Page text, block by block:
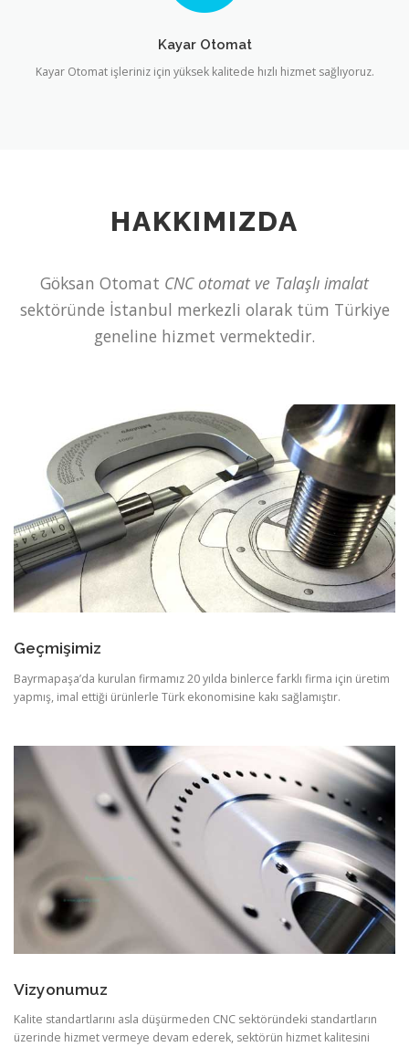
Kayar Otomat
Kayar Otomat işleriniz için yüksek kalitede hızlı hizmet sağlıyoruz.
HAKKIMIZDA
Göksan Otomat CNC otomat ve Talaşlı imalat
sektöründe İstanbul merkezli olarak tüm Türkiye
geneline hizmet vermektedir.
Geçmişimiz
Bayrmapaşa’da kurulan firmamız 20 yılda binlerce farklı firma için üretim
yapmış, imal ettiği ürünlerle Türk ekonomisine kakı sağlamıştır.
Vizyonumuz
Kalite standartlarını asla düşürmeden CNC sektöründeki standartların
üzerinde hizmet vermeye devam ederek, sektörün hizmet kalitesini